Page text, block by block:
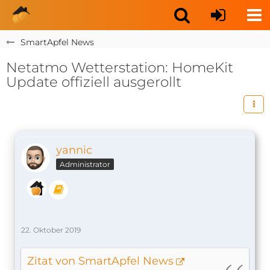
SmartApfel News
Netatmo Wetterstation: HomeKit
Update offiziell ausgerollt
yannic
Administrator
22. Oktober 2019
Zitat von SmartApfel News